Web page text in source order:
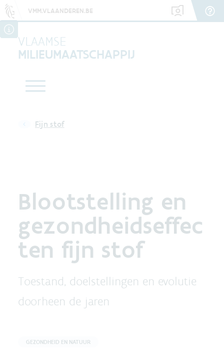
VMM.VLAANDEREN.BE
VLAAMSE
MILIEUMAATSCHAPPIJ
Fijn stof
Blootstelling en
gezondheidseffec
ten fijn stof
Toestand, doelstellingen en evolutie
doorheen de jaren
GEZONDHEID EN NATUUR